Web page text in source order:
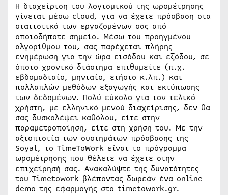
H διαχείριση του λογισμικού της ωρομέτρησης
γίνεται μέσω cloud, για να έχετε πρόσβαση στα
στατιστικά των εργαζομένων σας από
οποιοδήποτε σημείο. Μέσω του προηγμένου
αλγορίθμου του, σας παρέχεται πλήρης
ενημέρωση για την ώρα εισόδου και εξόδου, σε
όποιο χρονικό διάστημα επιθυμείτε (π.χ.
εβδομαδιαίο, μηνιαίο, ετήσιο κ.λπ.) και
πολλαπλών μεθόδων εξαγωγής και εκτύπωσης
των δεδομένων. Πολύ εύκολο για τον τελικό
χρήστη, με ελληνικό μενού διαχείρισης, δεν θα
σας δυσκολέψει καθόλου, είτε στην
παραμετροποίηση, είτε στη χρήση του. Με την
αξιοπιστία των συστημάτων πρόσβασης της
Soyal, το TimeToWork είναι το πρόγραμμα
ωρομέτρησης που θέλετε να έχετε στην
επιχείρησή σας. Ανακαλύψτε της δυνατότητες
του Timetowork βλέποντας δωρεάν ένα online
demo της εφαρμογής στο timetowork.gr.